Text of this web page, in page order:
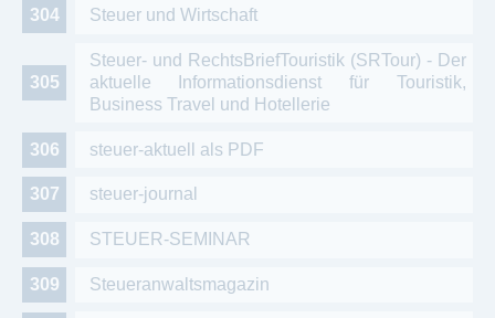
Steuer und Wirtschaft
Steuer- und RechtsBriefTouristik (SRTour) - Der
aktuelle Informationsdienst für Touristik,
Business Travel und Hotellerie
steuer-aktuell als PDF
steuer-journal
STEUER-SEMINAR
Steueranwaltsmagazin